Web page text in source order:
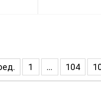
1 ... 104